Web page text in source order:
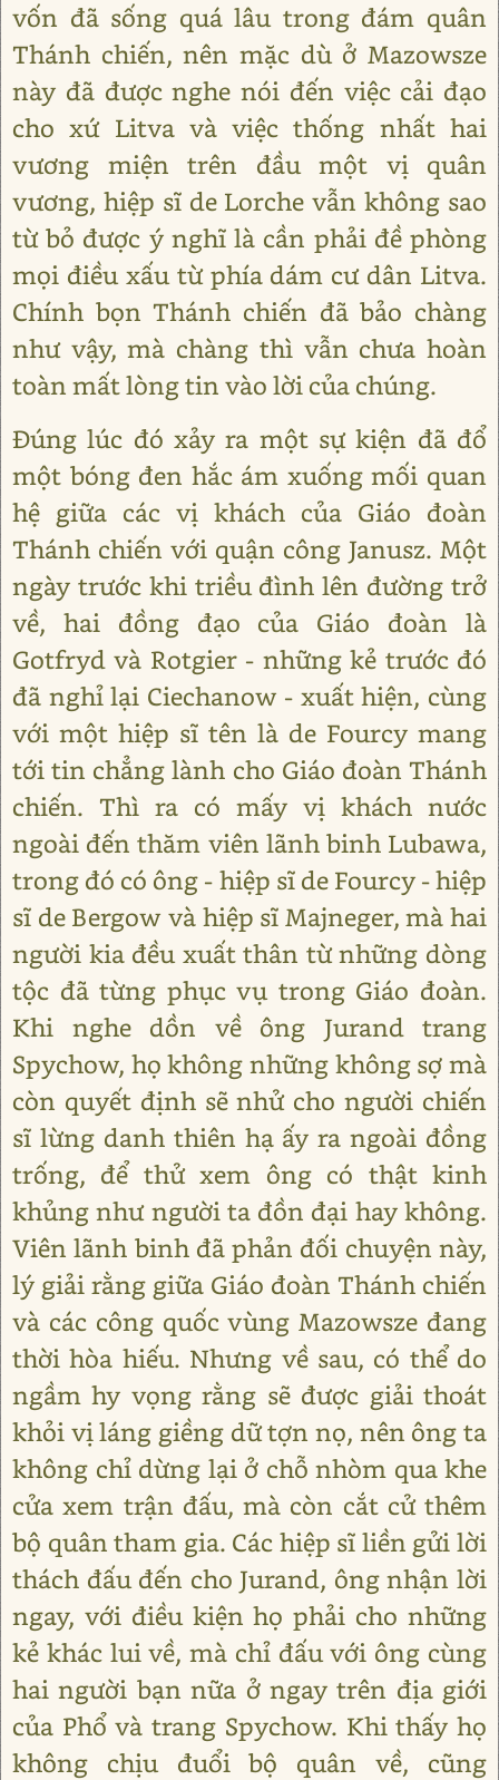
vốn đã sống quá lâu trong đám quân
Thánh chiến, nên mặc dù ở Mazowsze
này đã được nghe nói đến việc cải đạo
cho xứ Litva và việc thống nhất hai
vương miện trên đầu một vị quân
vương, hiệp sĩ de Lorche vẫn không sao
từ bỏ được ý nghĩ là cần phải đề phòng
mọi điều xấu từ phía dám cư dân Litva.
Chính bọn Thánh chiến đã bảo chàng
như vậy, mà chàng thì vẫn chưa hoàn
toàn mất lòng tin vào lời của chúng.
Đúng lúc đó xảy ra một sự kiện đã đổ
một bóng đen hắc ám xuống mối quan
hệ giữa các vị khách của Giáo đoàn
Thánh chiến với quận công Janusz. Một
ngày trước khi triều đình lên đường trở
về, hai đồng đạo của Giáo đoàn là
Gotfryd và Rotgier - những kẻ trước đó
đã nghỉ lại Ciechanow - xuất hiện, cùng
với một hiệp sĩ tên là de Fourcy mang
tới tin chẳng lành cho Giáo đoàn Thánh
chiến. Thì ra có mấy vị khách nước
ngoài đến thăm viên lãnh binh Lubawa,
trong đó có ông - hiệp sĩ de Fourcy - hiệp
sĩ de Bergow và hiệp sĩ Majneger, mà hai
người kia đều xuất thân từ những dòng
tộc đã từng phục vụ trong Giáo đoàn.
Khi nghe dồn về ông Jurand trang
Spychow, họ không những không sợ mà
còn quyết định sẽ nhử cho người chiến
sĩ lừng danh thiên hạ ấy ra ngoài đồng
trống, để thử xem ông có thật kinh
khủng như người ta đồn đại hay không.
Viên lãnh binh đã phản đối chuyện này,
lý giải rằng giữa Giáo đoàn Thánh chiến
và các công quốc vùng Mazowsze đang
thời hòa hiếu. Nhưng về sau, có thể do
ngầm hy vọng rằng sẽ được giải thoát
khỏi vị láng giềng dữ tợn nọ, nên ông ta
không chỉ dừng lại ở chỗ nhòm qua khe
cửa xem trận đấu, mà còn cắt cử thêm
bộ quân tham gia. Các hiệp sĩ liền gửi lời
thách đấu đến cho Jurand, ông nhận lời
ngay, với điều kiện họ phải cho những
kẻ khác lui về, mà chỉ đấu với ông cùng
hai người bạn nữa ở ngay trên địa giới
của Phổ và trang Spychow. Khi thấy họ
không chịu đuổi bộ quân về, cũng